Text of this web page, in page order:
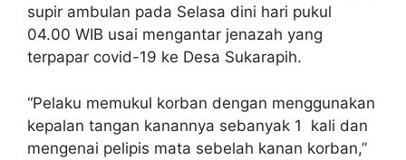
supir ambulan pada Selasa dini hari pukul
04.00 WIB usai mengantar jenazah yang
terpapar covid-19 ke Desa Sukarapih.
“Pelaku memukul korban dengan menggunakan
kepalan tangan kanannya sebanyak 1 kali dan
mengenai pelipis mata sebelah kanan korban,”